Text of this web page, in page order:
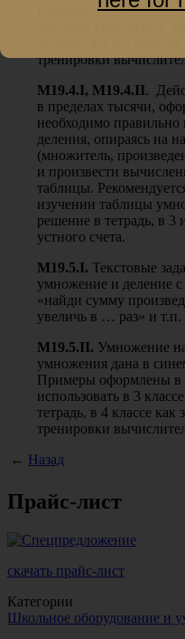
Рекомендуется
тренировки
М19.4.I, М19.4.II.
в пределах тысячи,
необходимо
деления, опираясь на
(множитель,
и произвести
таблицы.
изучении таблицы
решение в тетрадь, в 3
устного счета.
М19.5.I. Текстовые
умножение и деление
«найди сумму
увеличь в … раз» и т.п.
М19.5.II. Умножение
умножения дана в
Примеры оформлены в
использовать в 3
тетрадь, в 4 классе как
тренировки
← Назад
Прайс-лист
скачать прайс-лист
Категории
Школьное оборудование и